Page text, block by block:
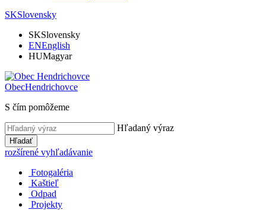
SKSlovensky
SKSlovensky
ENEnglish
HUMagyar
ObecHendrichovce
S čím pomôžeme
Hľadaný výraz
Hľadať
rozšírené vyhľadávanie
Fotogaléria
Kaštieľ
Odpad
Projekty